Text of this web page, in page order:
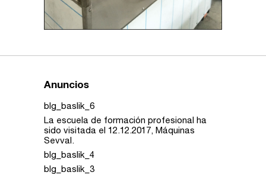
Anuncios
blg_baslik_6
La escuela de formación profesional ha
sido visitada el 12.12.2017, Máquinas
Sevval.
blg_baslik_4
blg_baslik_3